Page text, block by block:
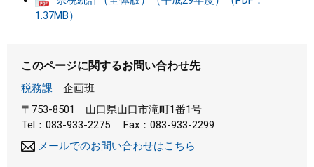
県政情報
1.37MB）
このページに関するお問い合わせ先
税務課
企画班
〒753-8501
山口県山口市滝町1番1号
Tel：083-933-2275
Fax：083-933-2299
メールでのお問い合わせはこちら